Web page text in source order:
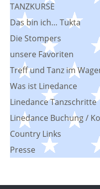
TANZKURSE
Das bin ich… Tukta
Die Stompers
unsere Favoriten
Treff und Tanz im
Was ist Linedance
Linedance Tanzschritte
Linedance Buchung /
Country Links
Presse